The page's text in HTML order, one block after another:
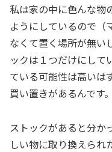
私は家の中に色んな物
ようにしているので（
なくて置く場所が無い
ックは１つだけにして
ている可能性は高いは
買い置きがあるんです。
ストックがあると分か
しい物に取り換えられ